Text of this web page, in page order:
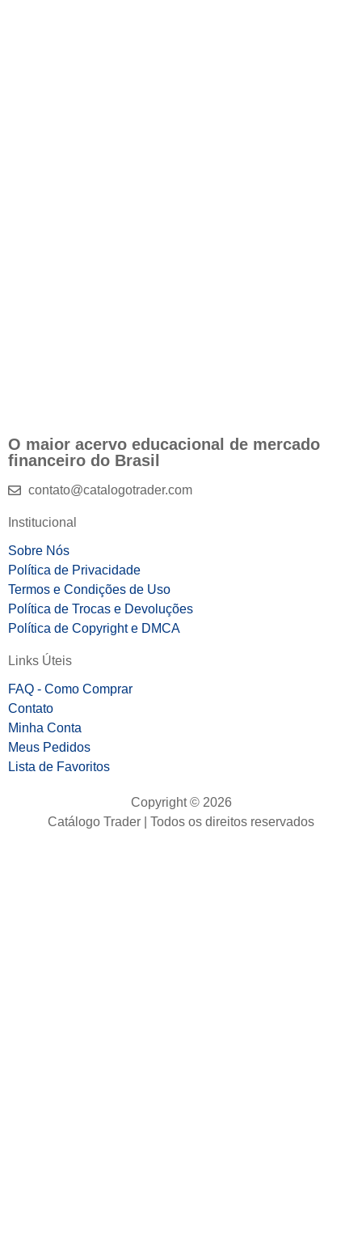
O maior acervo educacional de mercado
financeiro do Brasil
contato@catalogotrader.com
Institucional
Sobre Nós
Política de Privacidade
Termos e Condições de Uso
Política de Trocas e Devoluções
Política de Copyright e DMCA
Links Úteis
FAQ - Como Comprar
Contato
Minha Conta
Meus Pedidos
Lista de Favoritos
Copyright © 2026
Catálogo Trader | Todos os direitos reservados